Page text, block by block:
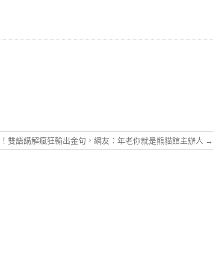
雙語講解瘋狂輸出金句，網友：年老你就是熊貓館主辦人 →